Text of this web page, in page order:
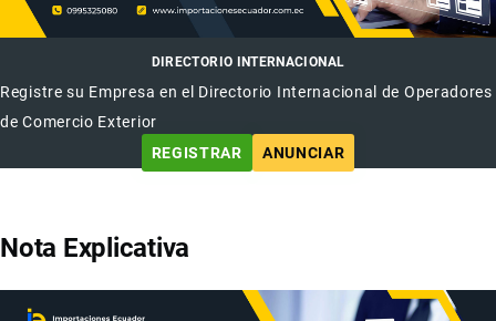
DIRECTORIO INTERNACIONAL
Registre su Empresa en el Directorio Internacional de Operadores
de Comercio Exterior
REGISTRAR
ANUNCIAR
Nota Explicativa